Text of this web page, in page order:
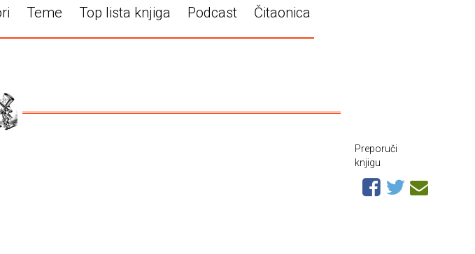
Teme Top lista knjiga Podcast Čitaonica
Preporuči
knjigu